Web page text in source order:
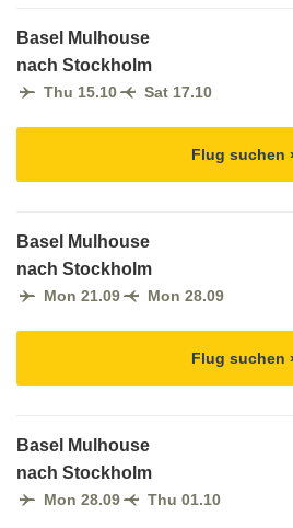
Basel Mulhouse
nach Stockholm
Thu 15.10 Sat 17.10
Flug suchen
Basel Mulhouse
nach Stockholm
Mon 21.09 Mon 28.09
Flug suchen
Basel Mulhouse
nach Stockholm
Mon 28.09 Thu 01.10